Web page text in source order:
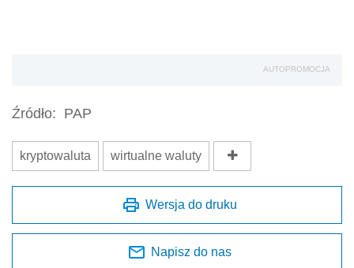
AUTOPROMOCJA
Źródło: PAP
kryptowaluta wirtualne waluty
Wersja do druku
Napisz do nas